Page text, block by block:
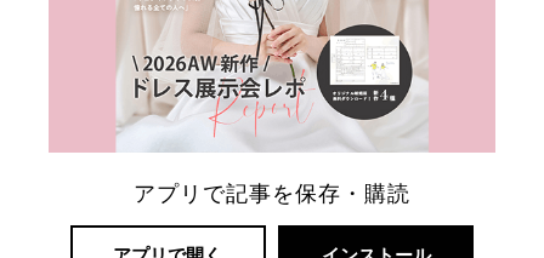
アプリで記事を保存・購読